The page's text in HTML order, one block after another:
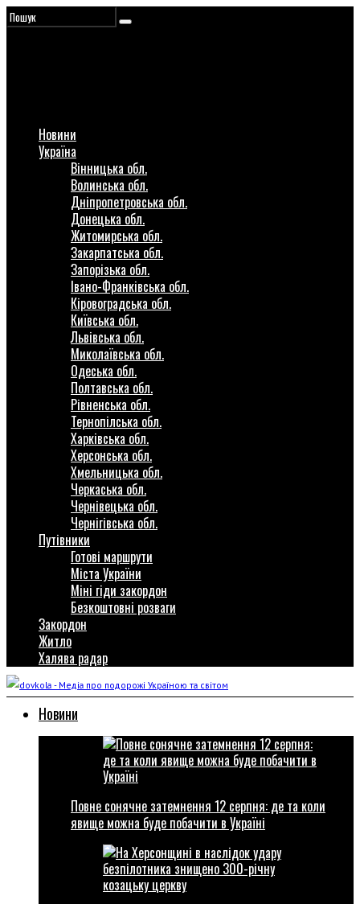
Новини
Україна
Вінницька обл.
Волинська обл.
Дніпропетровська обл.
Донецька обл.
Житомирська обл.
Закарпатська обл.
Запорізька обл.
Івано-Франківська обл.
Кіровоградська обл.
Київська обл.
Львівська обл.
Миколаївська обл.
Одеська обл.
Полтавська обл.
Рівненська обл.
Тернопілська обл.
Харківська обл.
Херсонська обл.
Хмельницька обл.
Черкаська обл.
Чернівецька обл.
Чернігівська обл.
Путівники
Готові маршрути
Міста України
Міні гіди закордон
Безкоштовні розваги
Закордон
Житло
Халява радар
Новини
Повне сонячне затемнення 12 серпня: де та коли
явище можна буде побачити в Україні